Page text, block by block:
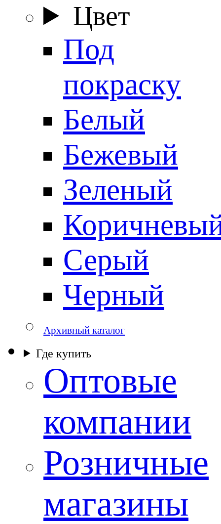
Цвет
Под
покраску
Белый
Бежевый
Зеленый
Серый
Черный
Архивный каталог
Где купить
Оптовые
компании
Розничные
магазины